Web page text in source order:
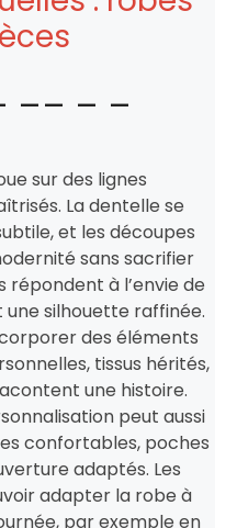
sur des lignes
La dentelle se
et les découpes
sans sacrifier
répondent à l’envie de
silhouette raffinée.
des éléments
tissus hérités,
une histoire.
peut aussi
confortables, poches
adaptés. Les
adapter la robe à
par exemple en